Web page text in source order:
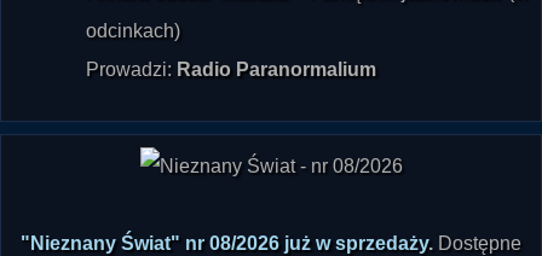
Prowadzi:Radio Paranormalium
również wydanie elektroniczne! Zachęcamy także do